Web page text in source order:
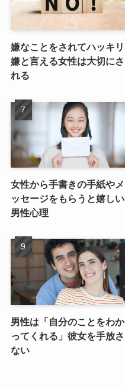
嫌なことをされてハッキリ
嫌と言える女性は大切にさ
れる
女性から手書きの手紙やメ
ッセージをもらうと嬉しい
男性心理
男性は「自分のことをわか
ってくれる」彼女を手放さ
ない